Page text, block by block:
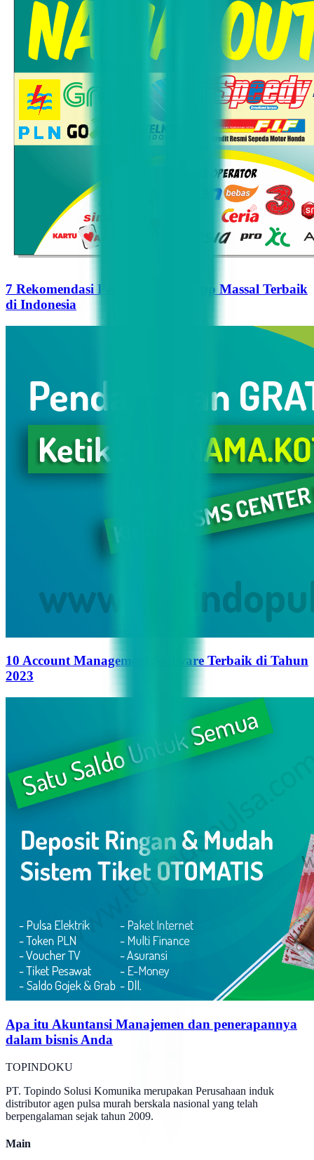
7 Rekomendasi Pengirim WhatsApp Massal Terbaik
di Indonesia
10 Account Management Software Terbaik di Tahun
2023
Apa itu Akuntansi Manajemen dan penerapannya
dalam bisnis Anda
TOPINDOKU
PT. Topindo Solusi Komunika merupakan Perusahaan induk
distributor agen pulsa murah berskala nasional yang telah
berpengalaman sejak tahun 2009.
Main